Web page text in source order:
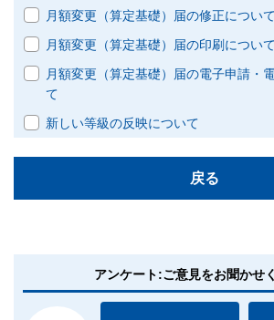
月額変更（算定基礎）届の修正について
月額変更（算定基礎）届の印刷について
月額変更（算定基礎）届の電子申請・
て
新しい等級の反映について
戻る
アンケート:ご意見をお聞かせ